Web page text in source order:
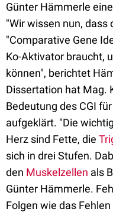
Günter Hämmerle
"Wir wissen nun, dass
"Comparative Gene
Ko-Aktivator braucht,
können", berichtet
Dissertation hat Mag.
Bedeutung des CGI
aufgeklärt. "Die
Herz sind Fette, die
sich in drei Stufen.
den Muskelzellen als
Günter Hämmerle.
Folgen wie das